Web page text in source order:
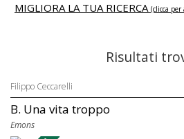
MIGLIORA LA TUA RICERCA (clicca
Risultati
Filippo Ceccarelli
B. Una vita troppo
Emons